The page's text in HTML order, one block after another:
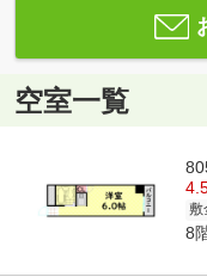
空室一覧
敷
8